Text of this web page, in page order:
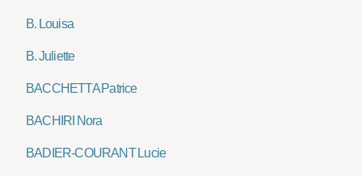
B. Louisa
B. Juliette
BACCHETTA Patrice
BACHIRI Nora
BADIER-COURANT Lucie